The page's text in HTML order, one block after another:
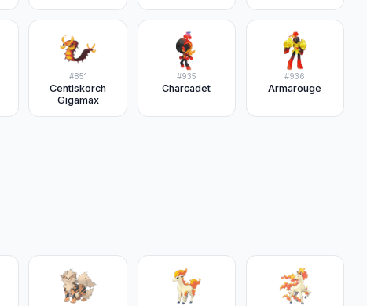
#851
Centiskorch
Gigamax
#935
Charcadet
#936
Armarouge